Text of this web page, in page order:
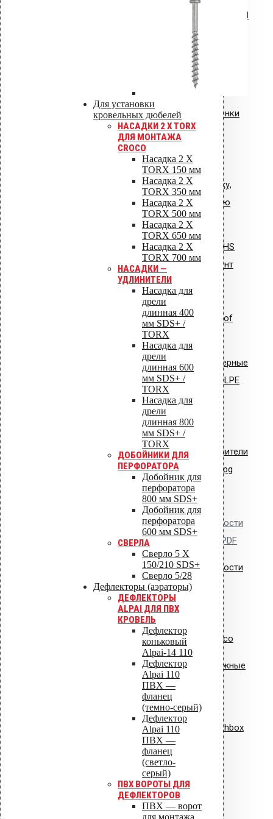
Для установки
кровельных дюбелей
НАСАДКИ 2 X TORX
ДЛЯ МОНТАЖА
CROCO
Насадка 2 X
TORX 150 мм
Насадка 2 X
TORX 350 мм
Насадка 2 X
TORX 500 мм
Насадка 2 X
TORX 650 мм
Насадка 2 X
TORX 700 мм
НАСАДКИ —
УДЛИНИТЕЛИ
Насадка для
дрели
длинная 400
мм SDS+ /
TORX
Насадка для
дрели
длинная 600
мм SDS+ /
TORX
Насадка для
дрели
длинная 800
мм SDS+ /
TORX
ДОБОЙНИКИ ДЛЯ
ПЕРФОРАТОРА
Добойник для
перфоратора
800 мм SDS+
Добойник для
перфоратора
600 мм SDS+
СВЕРЛА
Сверло 5 X
150/210 SDS+
Сверло 5/28
Дефлекторы (аэраторы)
ДЕФЛЕКТОРЫ
ALPAI ДЛЯ ПВХ
КРОВЕЛЬ
Дефлектор
коньковый
Alpai-14 110
Дефлектор
Alpai 110
ПВХ —
фланец
(темно-серый)
Дефлектор
Alpai 110
ПВХ —
фланец
(светло-
серый)
ПВХ ВОРОТЫ ДЛЯ
ДЕФЛЕКТОРОВ
ПВХ — ворот
для монтажа
Инструкция по монтажу VILPE RoofSeal
Инструкция: Vilpe Velco плиточный
Инструкция: водосточные воронки
Vilpe AM
Общая инструкция по монтажу,
эксплуатации и обслуживанию
VIPLE.pdf
Инструкция по монтажу: Vilpe HS
Huopa/State проходной элемент
Инструкция по монтажу: Uniroof
кровельный люк
Сертификат соответствия: полимерные
стояки и водостоки системы VILPE
Сертификат соответствия:
вентиляторы типа VILPE.pdf
Сертификат соответствия: уплотнители
кровельные из EPDM резины.jpg
Сертификат пожарной безопасности
на изделия из полипропилена.PDF
Сертификат пожарной безопасности
на уплотнители из резины
Сертификат соответствия Croco
Сертификат соответствия: крепежные
элементы
Сертификат соответствия:
вентиляционная установка Healthbox
ISO 9001
ISO 14001